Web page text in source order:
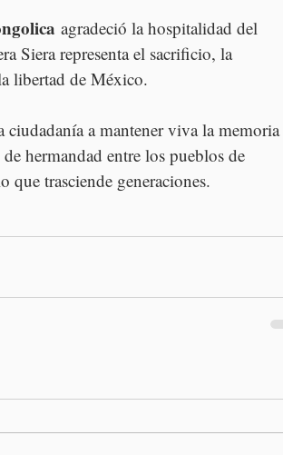
agradeció la hospitalidad del
Siera representa el sacrificio, la
libertad de México.
a mantener viva la memoria
hermandad entre los pueblos de
que trasciende generaciones.